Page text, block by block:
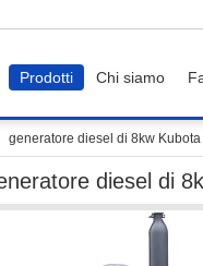
Prodotti Chi siamo
generatore diesel di 8kw
diesel di